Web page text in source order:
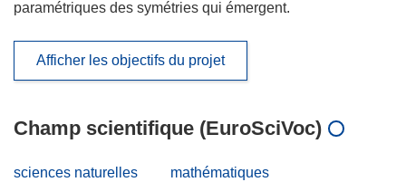
paramétriques des symétries qui émergent.
Afficher les objectifs du projet
Champ scientifique (EuroSciVoc)
sciences naturelles
mathématiques